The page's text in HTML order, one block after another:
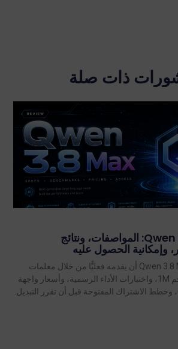
ذات صلة
مراجعة Qwen 3.8 Max: المواصفات، ونتائج
وإمكانية الحصول عليه
اكتشف ما يمكن لـ Qwen 3.8 Max أن يقدمه فعليًّا من خلال معلمات
2.4T، ونافذة سياق بحجم 1M، واختبارات الأداء الرسمية، وأسعار واجهة